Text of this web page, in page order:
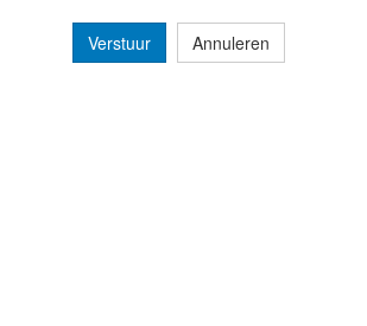
Verstuur Annuleren